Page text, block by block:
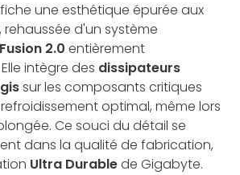
une esthétique épurée aux
rehaussée d'un système
2.0 entièrement
intègre des dissipateurs
sur les composants critiques
optimal, même lors
Ce souci du détail se
dans la qualité de fabrication,
Ultra Durablede Gigabyte.